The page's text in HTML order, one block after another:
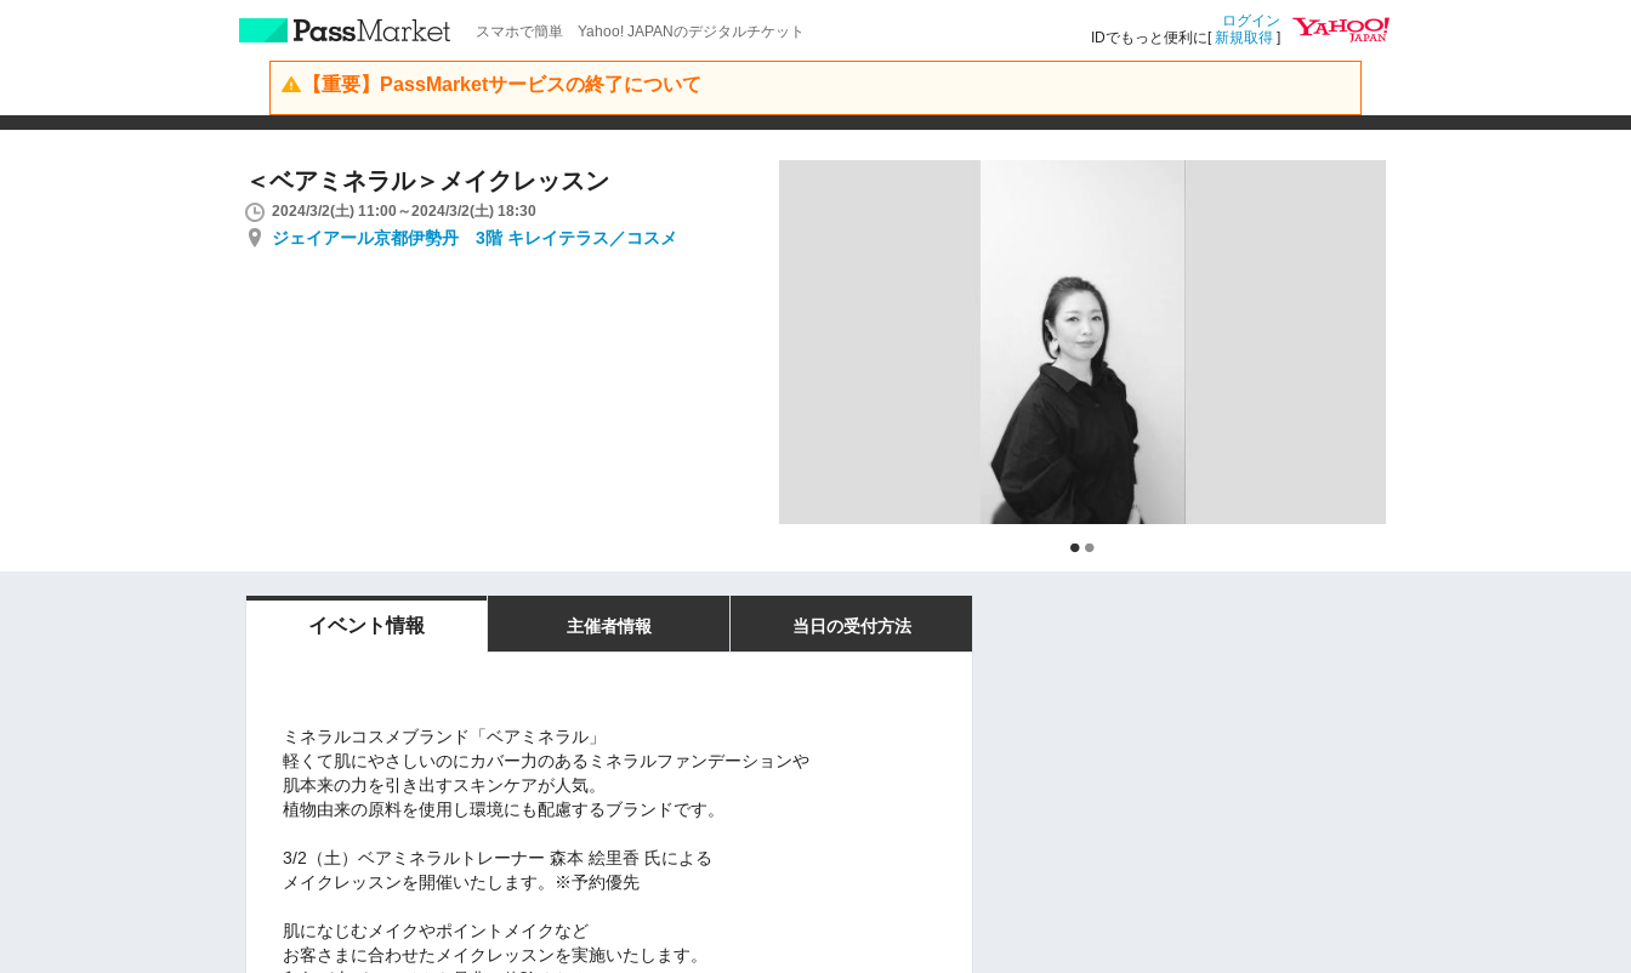
スマホで簡単 Yahoo! JAPANのデジタルチケット
ログイン
IDでもっと便利に[新規取得 ]
【重要】PassMarketサービスの終了について
＜ベアミネラル＞メイクレッスン
2024/3/2(土) 11:00～2024/3/2(土) 18:30
ジェイアール京都伊勢丹 3階 キレイテラス／コスメ
イベント情報 主催者情報 当日の受付方法
ミネラルコスメブランド「ベアミネラル」
軽くて肌にやさしいのにカバー力のあるミネラルファンデーションや
肌本来の力を引き出すスキンケアが人気。
植物由来の原料を使用し環境にも配慮するブランドです。
3/2（土）ベアミネラルトレーナー 森本 絵里香 氏による
メイクレッスンを開催いたします。※予約優先
肌になじむメイクやポイントメイクなど
お客さまに合わせたメイクレッスンを実施いたします。